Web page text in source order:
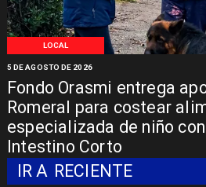
LOCAL
Fondo Orasmi entrega
Romeral para costear
especializada de niño
Intestino Corto
5 DE AGOSTO DE 2026
IR A RECIENTE